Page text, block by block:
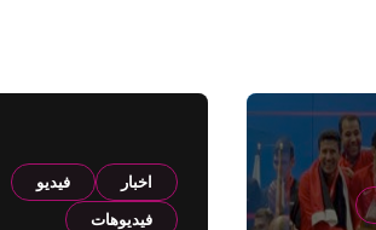
اخبار
فيديو
فيديوهات